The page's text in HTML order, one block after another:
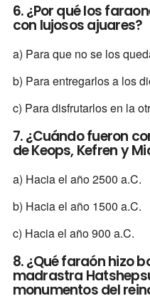
6. ¿Por qué los
con lujosos ajuares?
a) Para que no se los
b) Para entregarlos a los
c) Para disfrutarlos en la
7. ¿Cuándo fueron
de Keops, Kefren y
a) Hacia el año 2500 a.C.
b) Hacia el año 1500 a.C.
c) Hacia el año 900 a.C.
8. ¿Qué faraón hizo
madrastra
monumentos del